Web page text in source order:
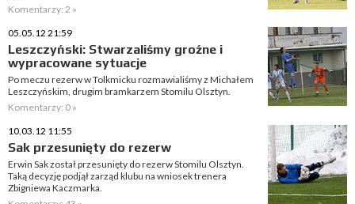
Komentarzy: 2 »
05.05.12 21:59
Leszczyński: Stwarzaliśmy groźne i
wypracowane sytuacje
Po meczu rezerw w Tolkmicku rozmawialiśmy z Michałem
Leszczyńskim, drugim bramkarzem Stomilu Olsztyn.
Komentarzy: 0 »
10.03.12 11:55
Sak przesunięty do rezerw
Erwin Sak został przesunięty do rezerw Stomilu Olsztyn.
Taką decyzję podjął zarząd klubu na wniosek trenera
Zbigniewa Kaczmarka.